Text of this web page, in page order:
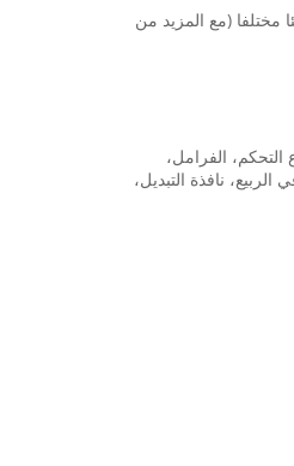
مختلفا (مع المزيد من
ذراع التحكم، الفرامل،
نافذة التبديل،